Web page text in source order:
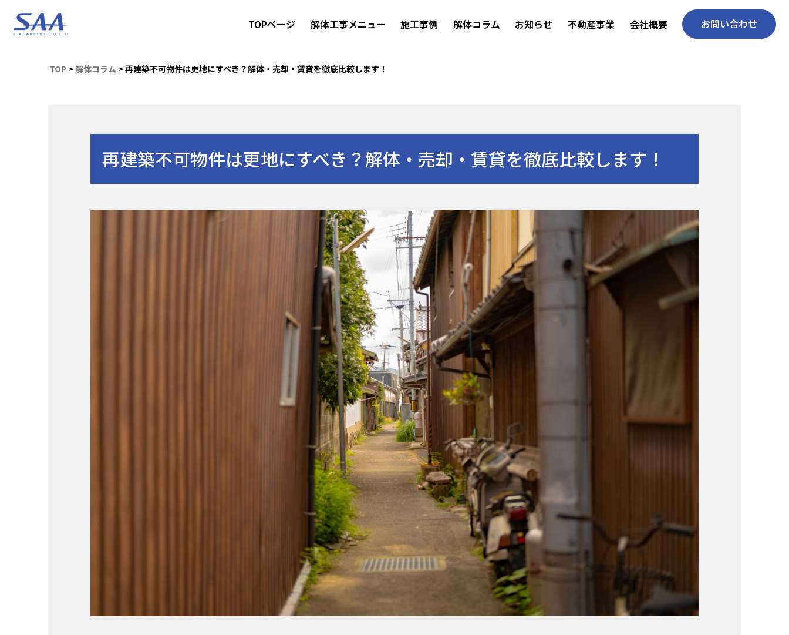
TOPページ 解体工事メニュー 施工事例 解体コラム お知らせ 不動産事業 会社概要 お問い合わせ
TOP > 解体コラム > 再建築不可物件は更地にすべき？解体・売却・賃貸を徹底比較します！
再建築不可物件は更地にすべき？解体・売却・賃貸を徹底比較します！